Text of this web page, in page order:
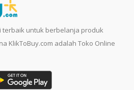
terbaik untuk berbelanja produk
KlikToBuy.com adalah Toko Online